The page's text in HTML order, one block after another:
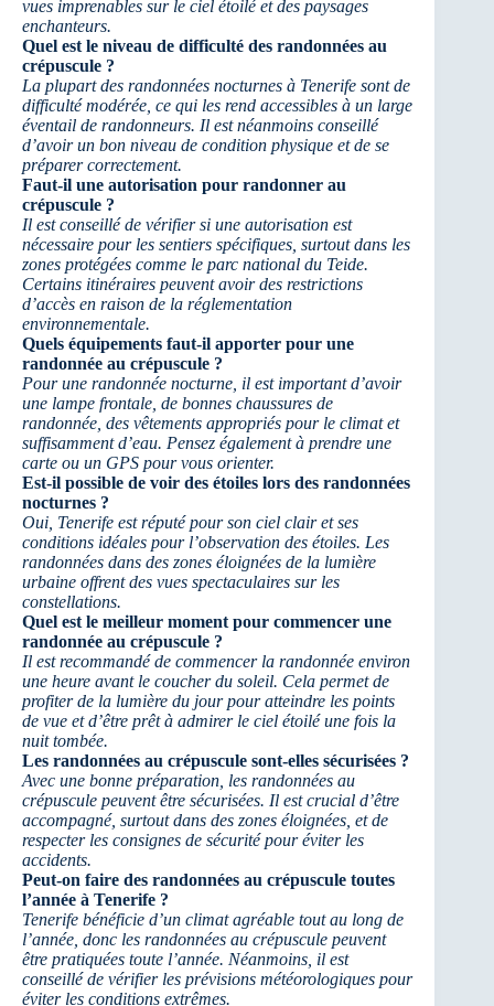
vues imprenables sur le ciel étoilé et des paysages
enchanteurs.
Quel est le niveau de difficulté des randonnées au
crépuscule ?
La plupart des randonnées nocturnes à Tenerife sont de
difficulté modérée, ce qui les rend accessibles à un large
éventail de randonneurs. Il est néanmoins conseillé
d’avoir un bon niveau de condition physique et de se
préparer correctement.
Faut-il une autorisation pour randonner au
crépuscule ?
Il est conseillé de vérifier si une autorisation est
nécessaire pour les sentiers spécifiques, surtout dans les
zones protégées comme le parc national du Teide.
Certains itinéraires peuvent avoir des restrictions
d’accès en raison de la réglementation
environnementale.
Quels équipements faut-il apporter pour une
randonnée au crépuscule ?
Pour une randonnée nocturne, il est important d’avoir
une lampe frontale, de bonnes chaussures de
randonnée, des vêtements appropriés pour le climat et
suffisamment d’eau. Pensez également à prendre une
carte ou un GPS pour vous orienter.
Est-il possible de voir des étoiles lors des randonnées
nocturnes ?
Oui, Tenerife est réputé pour son ciel clair et ses
conditions idéales pour l’observation des étoiles. Les
randonnées dans des zones éloignées de la lumière
urbaine offrent des vues spectaculaires sur les
constellations.
Quel est le meilleur moment pour commencer une
randonnée au crépuscule ?
Il est recommandé de commencer la randonnée environ
une heure avant le coucher du soleil. Cela permet de
profiter de la lumière du jour pour atteindre les points
de vue et d’être prêt à admirer le ciel étoilé une fois la
nuit tombée.
Les randonnées au crépuscule sont-elles sécurisées ?
Avec une bonne préparation, les randonnées au
crépuscule peuvent être sécurisées. Il est crucial d’être
accompagné, surtout dans des zones éloignées, et de
respecter les consignes de sécurité pour éviter les
accidents.
Peut-on faire des randonnées au crépuscule toutes
l’année à Tenerife ?
Tenerife bénéficie d’un climat agréable tout au long de
l’année, donc les randonnées au crépuscule peuvent
être pratiquées toute l’année. Néanmoins, il est
conseillé de vérifier les prévisions météorologiques pour
éviter les conditions extrêmes.